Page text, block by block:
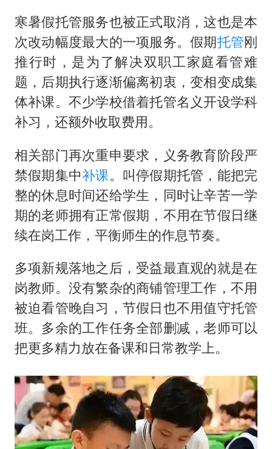
寒暑假托管服务也被正式取消，这也是本
次改动幅度最大的一项服务。假期托管刚
推行时，是为了解决双职工家庭看管难
题，后期执行逐渐偏离初衷，变相变成集
体补课。不少学校借着托管名义开设学科
补习，还额外收取费用。
相关部门再次重申要求，义务教育阶段严
禁假期集中补课。叫停假期托管，能把完
整的休息时间还给学生，同时让辛苦一学
期的老师拥有正常假期，不用在节假日继
续在岗工作，平衡师生的作息节奏。
多项新规落地之后，受益最直观的就是在
岗教师。没有繁杂的商铺管理工作，不用
被迫看管晚自习，节假日也不用值守托管
班。多余的工作任务全部删减，老师可以
把更多精力放在备课和日常教学上。